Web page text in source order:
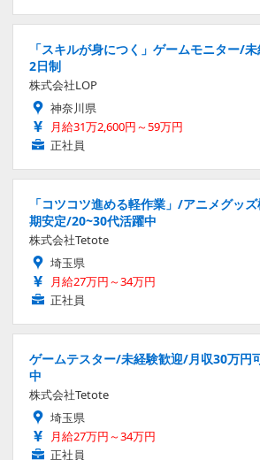
「スキルが身につく」ゲームモニター/
2日制
株式会社LOP
神奈川県
月給31万2,600円～59万円
正社員
「コツコツ進める軽作業」/アニメグッ
期安定/20~30代活躍中
株式会社Tetote
埼玉県
月給27万円～34万円
正社員
ゲームテスター/未経験歓迎/月収30万円
中
株式会社Tetote
埼玉県
月給27万円～34万円
正社員